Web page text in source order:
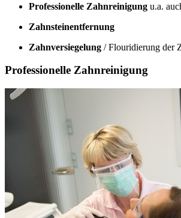
Professionelle Zahnreinigung u.a.
Zahnsteinentfernung
Zahnversiegelung / Flouridierung der
Professionelle Zahnreinigung